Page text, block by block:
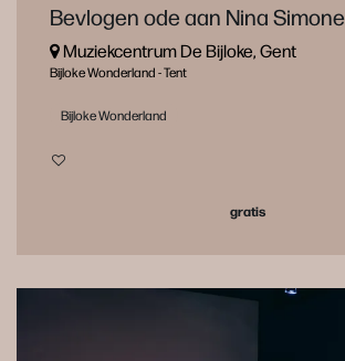
Bevlogen ode aan Nina Simone
Muziekcentrum De Bijloke, Gent
Bijloke Wonderland - Tent
Bijloke Wonderland
gratis